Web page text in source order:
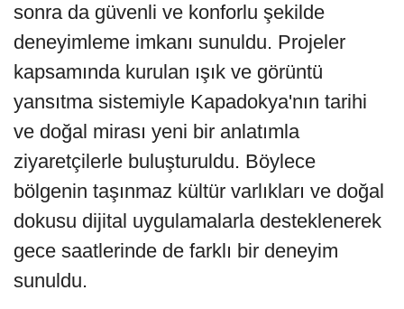
sonra da güvenli ve konforlu şekilde
deneyimleme imkanı sunuldu. Projeler
kapsamında kurulan ışık ve görüntü
yansıtma sistemiyle Kapadokya'nın tarihi
ve doğal mirası yeni bir anlatımla
ziyaretçilerle buluşturuldu. Böylece
bölgenin taşınmaz kültür varlıkları ve doğal
dokusu dijital uygulamalarla desteklenerek
gece saatlerinde de farklı bir deneyim
sunuldu.